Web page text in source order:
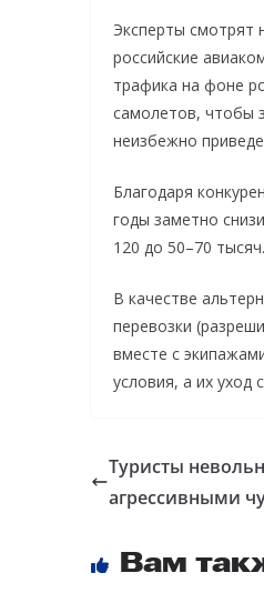
Эксперты смотрят
российские
трафика на фоне
самолетов, чтобы
неизбежно
Благодаря
годы заметно
120 до 50–70 тысяч.
В качестве
перевозки
вместе с
условия, а их уход
Туристы
агрессивными
Вам